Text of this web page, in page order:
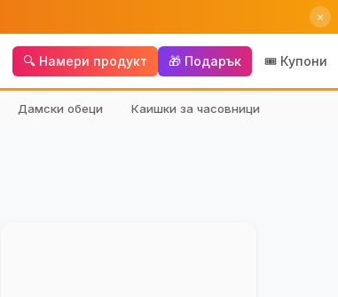
×
🔍 Намери продукт 🎁 Подарък 🎟️ Купони
Дамски обеци Каишки за часовници